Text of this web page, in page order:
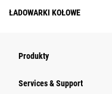
ŁADOWARKI KOŁOWE
Produkty
Services & Support